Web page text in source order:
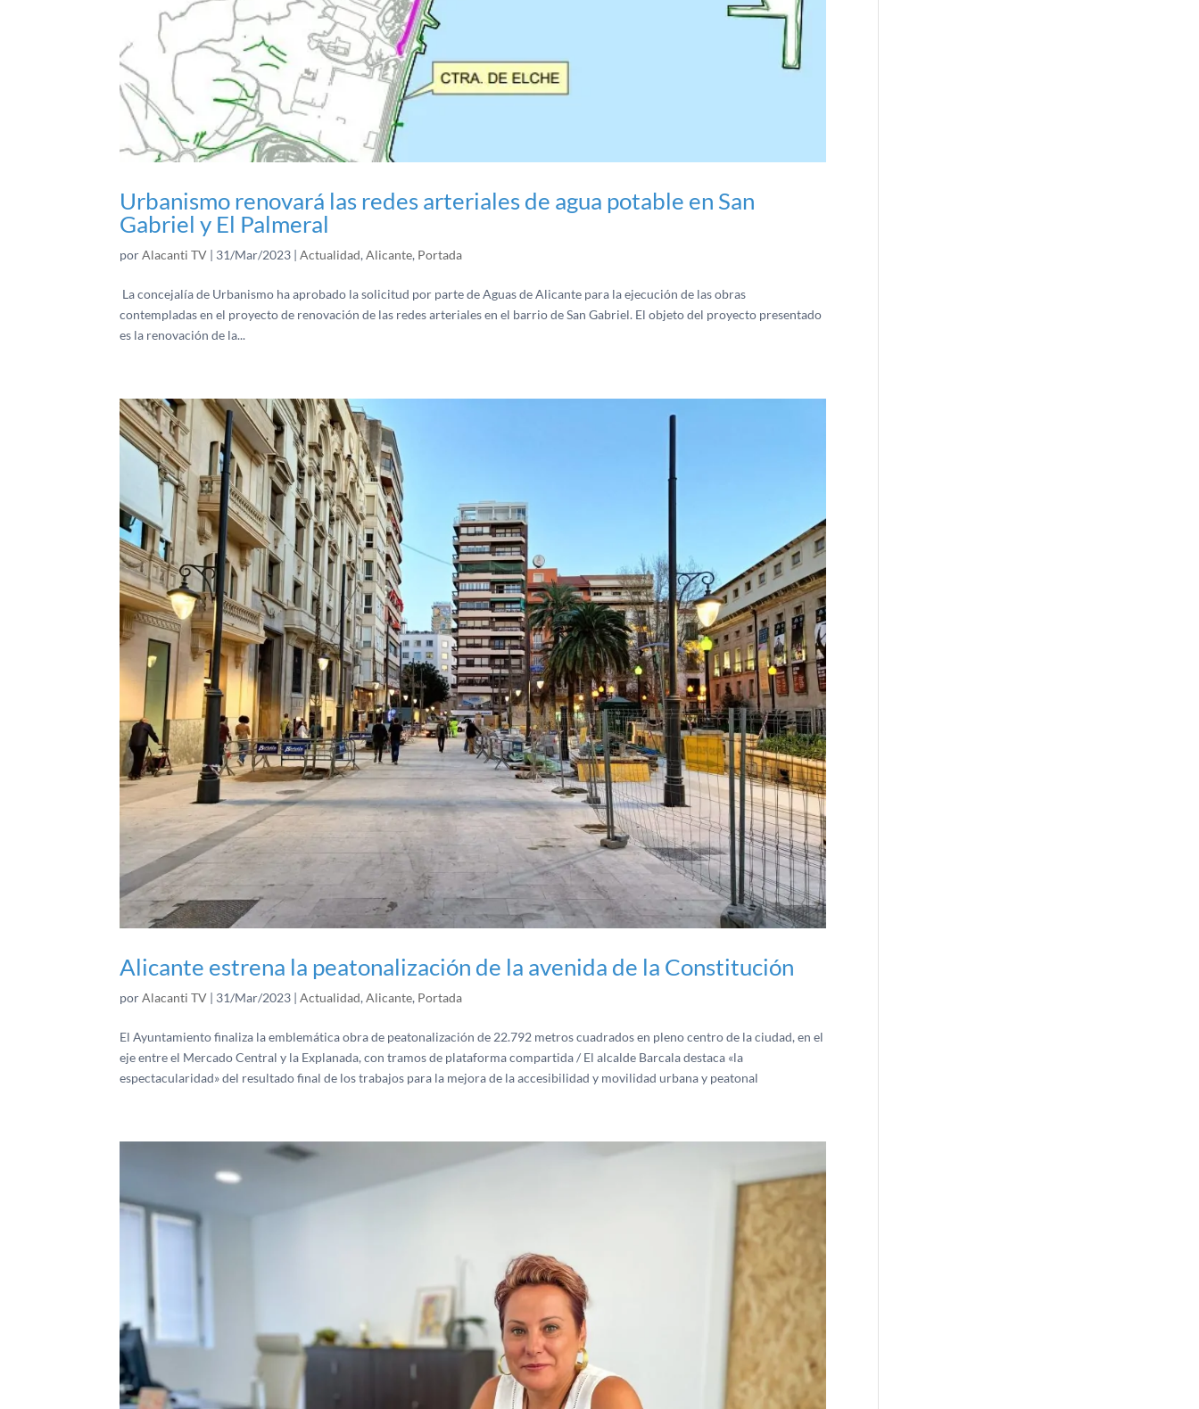
Urbanismo renovará las redes arteriales de agua potable en San
Gabriel y El Palmeral
porAlacanti TV | 31/Mar/2023 |Actualidad,Alicante, Portada
La concejalía de Urbanismo ha aprobado la solicitud por parte de Aguas de Alicante para la ejecución de las obras
contempladas en el proyecto de renovación de las redes arteriales en el barrio de San Gabriel. El objeto del proyecto presentado
es la renovación de la...
Alicante estrena la peatonalización de la avenida de la Constitución
porAlacanti TV | 31/Mar/2023 |Actualidad,Alicante, Portada
El Ayuntamiento finaliza la emblemática obra de peatonalización de 22.792 metros cuadrados en pleno centro de la ciudad, en el
eje entre el Mercado Central y la Explanada, con tramos de plataforma compartida / El alcalde Barcala destaca «la
espectacularidad» del resultado final de los trabajos para la mejora de la accesibilidad y movilidad urbana y peatonal